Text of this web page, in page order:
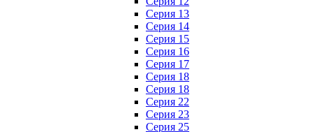
Серия 13
Серия 14
Серия 15
Серия 16
Серия 17
Серия 18
Серия 18
Серия 22
Серия 23
Серия 25